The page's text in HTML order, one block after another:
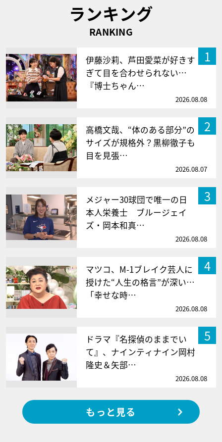
ランキング
RANKING
1
伊藤沙莉、芦田愛菜が好きす
ぎて目を合わせられない…
『博士ちゃん…
2026.08.08
2
高橋文哉、“体のある部分”の
サイズが規格外？黒柳徹子も
目を見張…
2026.08.07
3
メジャー30球団で唯一の日
本人栄養士 ブルージェイ
ズ・岡本和真…
2026.08.08
4
マツコ、M-1ブレイク芸人に
授けた“人生の格言”が深い…
「幸せな時…
2026.08.08
5
ドラマ『名探偵のままでい
て』、ナインティナイン岡村
隆史＆矢部…
2026.08.08
もっと見る